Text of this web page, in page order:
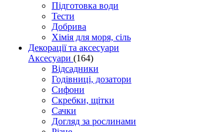
Підготовка води
Тести
Добрива
Хімія для моря, сіль
Декорації та аксесуари
Аксесуари (164)
Відсадники
Годівниці, дозатори
Сифони
Скребки, щітки
Сачки
Догляд за рослинами